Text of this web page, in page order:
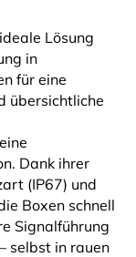
Lösung
in
übersichtliche
Dank ihrer
Boxen schnell
selbst in rauen